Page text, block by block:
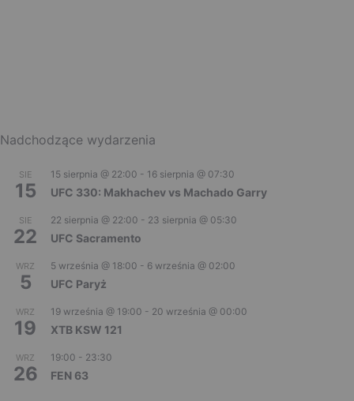
Nadchodzące wydarzenia
SIE
15
15 sierpnia @ 22:00 - 16 sierpnia @ 07:30
UFC 330: Makhachev vs Machado Garry
SIE
22
22 sierpnia @ 22:00 - 23 sierpnia @ 05:30
UFC Sacramento
WRZ
5
5 września @ 18:00 - 6 września @ 02:00
UFC Paryż
WRZ
19
19 września @ 19:00 - 20 września @ 00:00
XTB KSW 121
WRZ
26
19:00 - 23:30
FEN 63